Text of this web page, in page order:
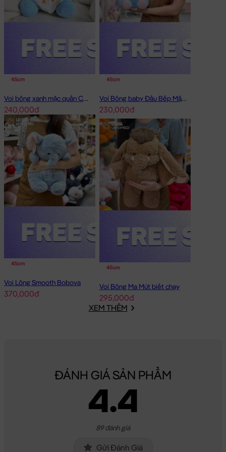
Voi Bông baby mặc yếm Hồng
các bạn trẻ YÊU THÍCH NHẤT.
Voi Bông baby mặc yếm Hồngđược thiết kế với 1 kích thước Gấu
Bông lớn nhỏ khác nhau: 45cm
Cách đo Size Gấu Bông:
mông đến chân (Theo chữ L)
Gấu Dài: được đo từ đầu đến phần dài cuối cùng
45cm
Voi bông xanh mặc quần Chip
240,000đ
45cm
Voi Bông baby Đầu Bếp Mặc Yếm
230,000đ
45cm
Voi Lông Smooth Bobova
370,000đ
45cm
Voi Bông Ma Mút biết chạy
295,000đ
XEM THÊM
ĐÁNH GIÁ SẢN PHẨM
4.4
89 đánh giá
Gửi Đánh Giá